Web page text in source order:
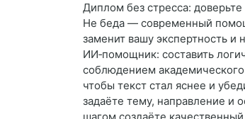
Диплом без стресса:
Не беда — современный
заменит вашу экспертность и
ИИ‑помощник: составить
соблюдением
чтобы текст стал яснее и
задаёте тему, направление и